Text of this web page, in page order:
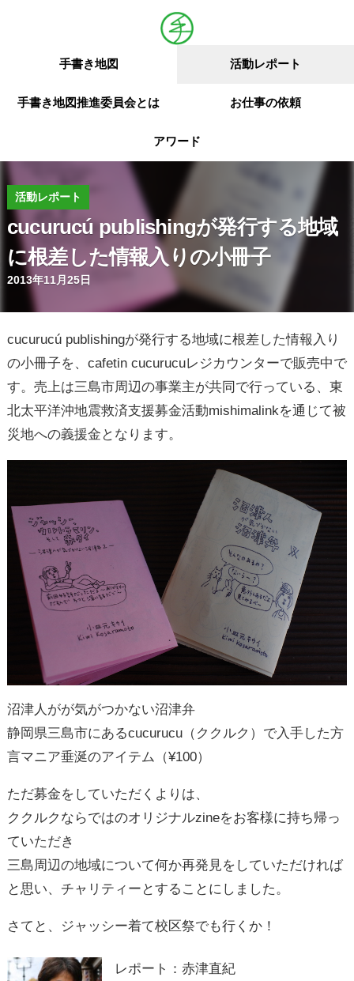
手書き地図 活動レポート
手書き地図推進委員会とは お仕事の依頼
アワード
活動レポート
cucurucú publishingが発行する地域
に根差した情報入りの小冊子
2013年11月25日
cucurucú publishingが発行する地域に根差した情報入り
の小冊子を、cafetin cucurucuレジカウンターで販売中で
す。売上は三島市周辺の事業主が共同で行っている、東
北太平洋沖地震救済支援募金活動mishimalinkを通じて被
災地への義援金となります。
沼津人がが気がつかない沼津弁
静岡県三島市にあるcucurucu（ククルク）で入手した方
言マニア垂涎のアイテム（¥100）
ただ募金をしていただくよりは、
ククルクならではのオリジナルzineをお客様に持ち帰っ
ていただき
三島周辺の地域について何か再発見をしていただければ
と思い、チャリティーとすることにしました。
さてと、ジャッシー着て校区祭でも行くか！
レポート：赤津直紀